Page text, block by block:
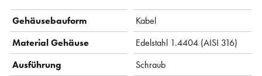
Gehäusebauform
Kabel
Material Gehäuse
Edelstahl 1.4404 (AISI 316)
Ausführung
Schraub